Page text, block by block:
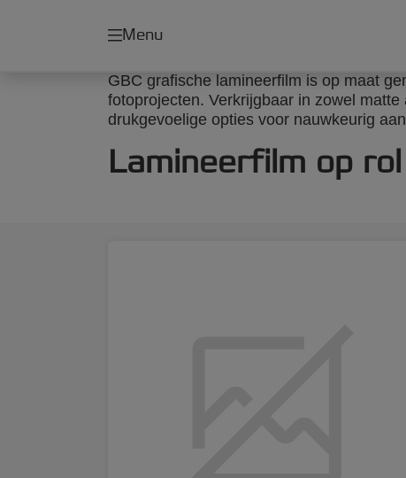
Menu
GBC grafische lamineerfilm is op maat
fotoprojecten. Verkrijgbaar in zowel
drukgevoelige opties voor nauwkeurig
Lamineerfilm op